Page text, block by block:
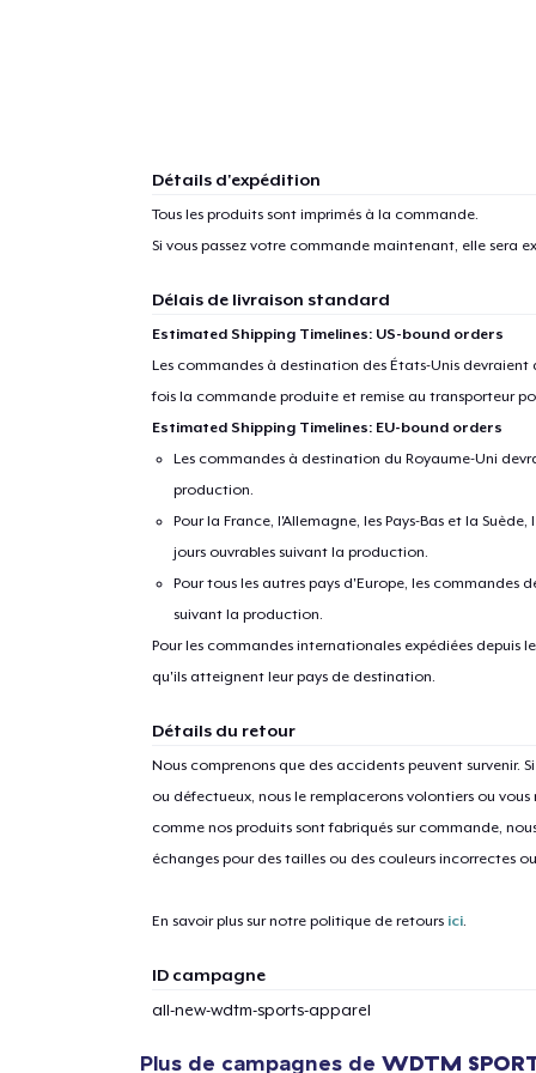
Détails d'expédition
Tous les produits sont imprimés à la commande.
Si vous passez votre commande maintenant, elle sera
Délais de livraison standard
Estimated Shipping Timelines: US-bound orders
Les commandes à destination des États-Unis devraient
fois la commande produite et remise au transporteur
Estimated Shipping Timelines: EU-bound orders
Les commandes à destination du Royaume-Uni
production.
Pour la France, l'Allemagne, les Pays-Bas et la
jours ouvrables suivant la production.
Pour tous les autres pays d'Europe, les commandes
suivant la production.
Pour les commandes internationales expédiées depuis
qu'ils atteignent leur pays de destination.
Détails du retour
Nous comprenons que des accidents peuvent survenir.
ou défectueux, nous le remplacerons volontiers ou
comme nos produits sont fabriqués sur commande,
échanges pour des tailles ou des couleurs incorrectes
En savoir plus sur notre politique de retours ici.
ID campagne
all-new-wdtm-sports-apparel
Plus de campagnes de WDTM